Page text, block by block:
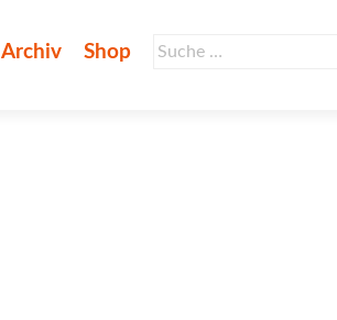
Suche
Archiv Shop